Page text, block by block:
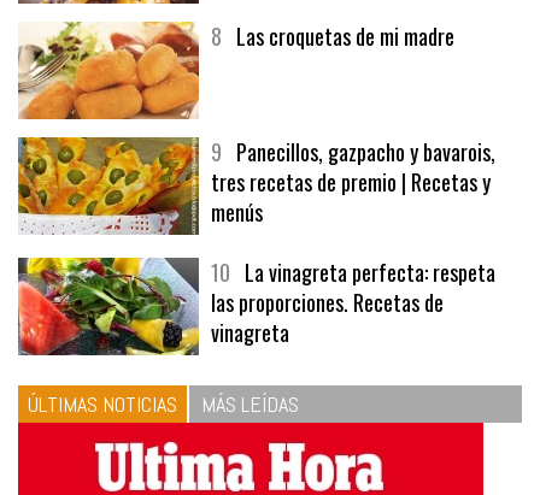
9Panecillos, gazpacho y bavarois,
tres recetas de premio | Recetas y
menús
10La vinagreta perfecta: respeta
las proporciones. Recetas de
vinagreta
ÚLTIMAS NOTICIAS MÁS LEÍDAS